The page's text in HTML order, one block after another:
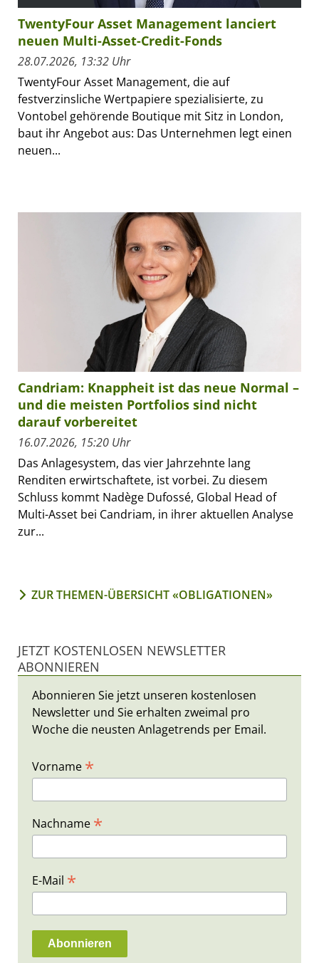
TwentyFour Asset Management lanciert
neuen Multi-Asset-Credit-Fonds
28.07.2026, 13:32 Uhr
TwentyFour Asset Management, die auf
festverzinsliche Wertpapiere spezialisierte, zu
Vontobel gehörende Boutique mit Sitz in London,
baut ihr Angebot aus: Das Unternehmen legt einen
neuen...
Candriam: Knappheit ist das neue Normal –
und die meisten Portfolios sind nicht
darauf vorbereitet
16.07.2026, 15:20 Uhr
Das Anlagesystem, das vier Jahrzehnte lang
Renditen erwirtschaftete, ist vorbei. Zu diesem
Schluss kommt Nadège Dufossé, Global Head of
Multi-Asset bei Candriam, in ihrer aktuellen Analyse
zur...
ZUR THEMEN-ÜBERSICHT «OBLIGATIONEN»
JETZT KOSTENLOSEN NEWSLETTER
ABONNIEREN
Abonnieren Sie jetzt unseren kostenlosen
Newsletter und Sie erhalten zweimal pro
Woche die neusten Anlagetrends per Email.
Vorname *
Nachname *
E-Mail *